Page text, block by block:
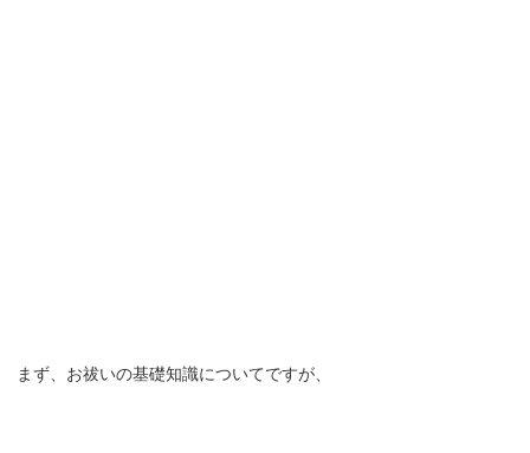
まず、お祓いの基礎知識についてですが、